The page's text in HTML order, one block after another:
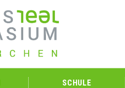
SCHULE